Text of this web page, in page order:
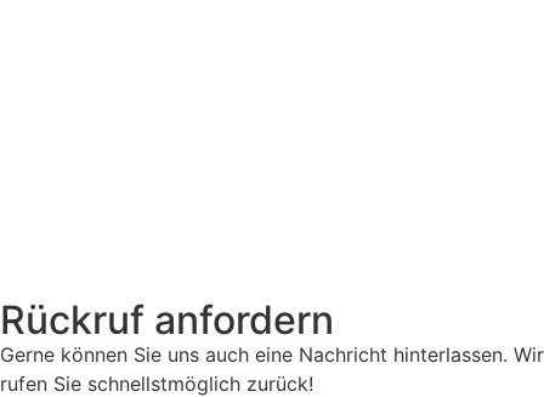
Rückruf anfordern
Gerne können Sie uns auch eine Nachricht hinterlassen. Wir
rufen Sie schnellstmöglich zurück!